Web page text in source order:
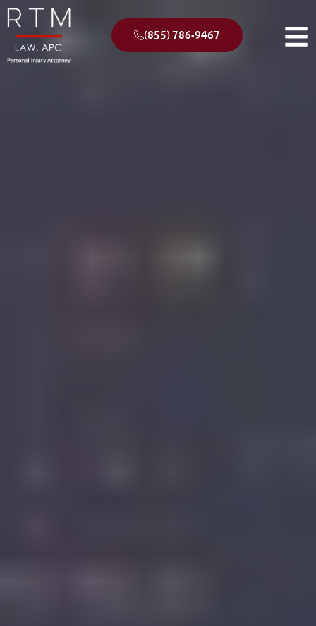
(855) 786-9467